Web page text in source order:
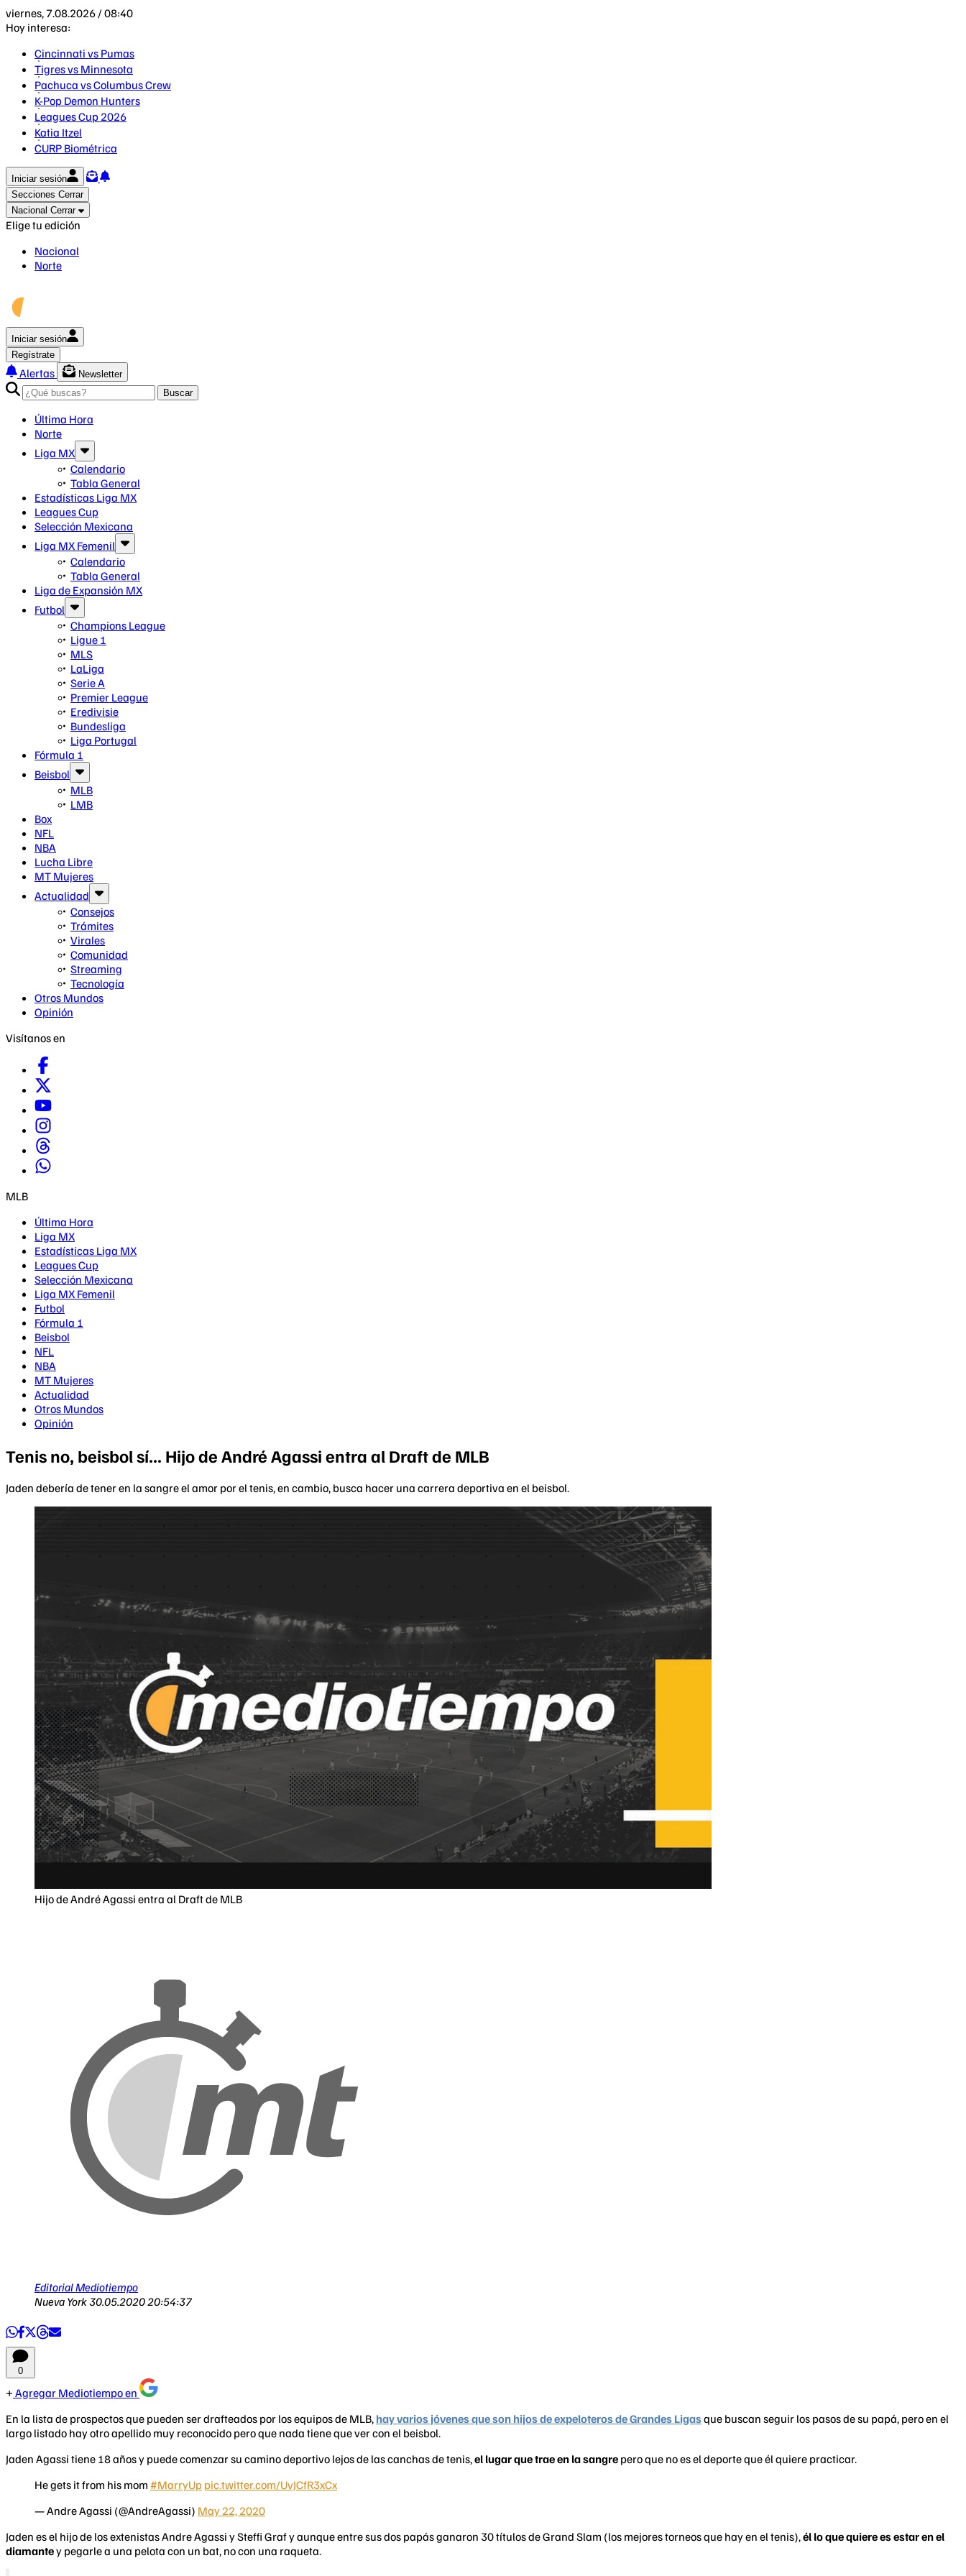
viernes, 7.08.2026 / 08:40
Hoy interesa:
Cincinnati vs Pumas
Tigres vs Minnesota
Pachuca vs Columbus Crew
K-Pop Demon Hunters
Leagues Cup 2026
Katia Itzel
CURP Biométrica
Iniciar sesión
Secciones Cerrar
Nacional Cerrar
Elige tu edición
Nacional
Norte
Iniciar sesión
Regístrate
Alertas
Newsletter
Buscar
Última Hora
Norte
Liga MX
Calendario
Tabla General
Estadísticas Liga MX
Leagues Cup
Selección Mexicana
Liga MX Femenil
Calendario
Tabla General
Liga de Expansión MX
Futbol
Champions League
Ligue 1
MLS
LaLiga
Serie A
Premier League
Eredivisie
Bundesliga
Liga Portugal
Fórmula 1
Beisbol
MLB
LMB
Box
NFL
NBA
Lucha Libre
MT Mujeres
Actualidad
Consejos
Trámites
Virales
Comunidad
Streaming
Tecnología
Otros Mundos
Opinión
Visítanos en
MLB
Última Hora
Liga MX
Estadísticas Liga MX
Leagues Cup
Selección Mexicana
Liga MX Femenil
Futbol
Fórmula 1
Beisbol
NFL
NBA
MT Mujeres
Actualidad
Otros Mundos
Opinión
Tenis no, beisbol sí... Hijo de André Agassi entra al Draft de MLB
Jaden debería de tener en la sangre el amor por el tenis, en cambio, busca hacer una carrera deportiva en el beisbol.
Hijo de André Agassi entra al Draft de MLB
Editorial Mediotiempo
Nueva York30.05.2020 20:54:37
0
Agregar Mediotiempo en
En la lista de prospectos que pueden ser drafteados por los equipos de MLB, hay varios jóvenes que son hijos de expeloteros de Grandes Ligasque buscan seguir los pasos de su papá, pero en el
largo listado hay otro apellido muy reconocido pero que nada tiene que ver con el beisbol.
Jaden Agassi tiene 18 años y puede comenzar su camino deportivo lejos de las canchas de tenis,el lugar que trae en la sangre pero que no es el deporte que él quiere practicar.
He gets it from his mom #MarryUp pic.twitter.com/UvJCfR3xCx
— Andre Agassi (@AndreAgassi) May 22, 2020
Jaden es el hijo de los extenistas Andre Agassi y Steffi Graf y aunque entre sus dos papás ganaron 30 títulos de Grand Slam (los mejores torneos que hay en el tenis),él lo que quiere es estar en el
diamantey pegarle a una pelota con un bat, no con una raqueta.